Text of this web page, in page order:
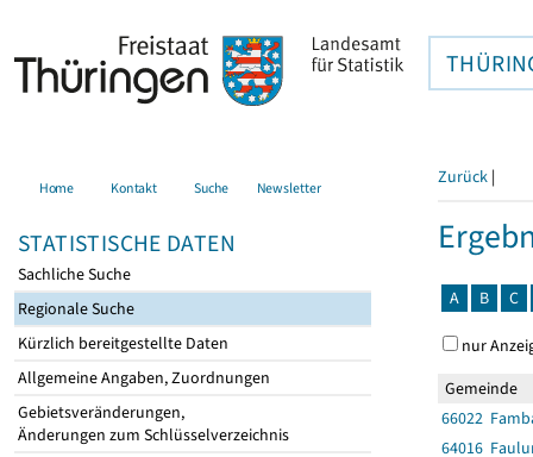
Home Kontakt Suche Newsletter
STATISTISCHE DATEN
Sachliche Suche
Regionale Suche
Kürzlich bereitgestellte Daten
Allgemeine Angaben, Zuordnungen
Gebietsveränderungen,
Änderungen zum Schlüsselverzeichnis
Zurück |
A B C
nur
Gemeinde
66022
64016